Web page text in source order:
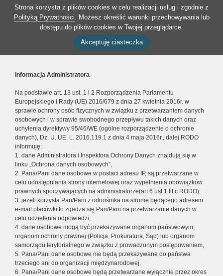
Strona korzysta z plików cookies w celu realizacji usług i zgodnie z
Polityką Prywatności. Możesz określić warunki przechowywania lub
dostępu do plików cookies w Twojej przeglądarce.
Akceptuję ciasteczka
Informacja Administratora
Na podstawie art. 13 ust. 1 i 2 Rozporządzenia Parlamentu
Europejskiego i Rady (UE) 2016/679 z dnia 27 kwietnia 2016r. w
sprawie ochrony osób fizycznych w związku z przetwarzaniem danych
osobowych i w sprawie swobodnego przepływu takich danych oraz
uchylenia dyrektywy 95/46/WE (ogólne rozporządzenie o ochronie
danych), Dz. U. UE. L. 2016.119.1 z dnia 4 maja 2016r., dalej RODO
informuję:
1. dane Administratora i Inspektora Ochrony Danych znajdują się w
linku „Ochrona danych osobowych”,
2. Pana/Pani dane osobowe w postaci adresu IP, są przetwarzane w
celu udostępniania strony internetowej oraz wypełnienia obowiązków
prawnych spoczywających na administratorze(art.6 ust.1 lit.c RODO),
3. jeżeli korzysta Pan/Pani z odnośnika na stronie będącego adresem
e-mail placówki to zgadza się Pan/Pani na przetwarzanie danych w
celu udzielenia odpowiedzi,
4. dane osobowe mogą być przekazywane organom państwowym,
organom ochrony prawnej (Policja, Prokuratura, Sąd) lub organom
samorządu terytorialnego w związku z prowadzonym postępowaniem,
5. Pana/Pani dane osobowe nie będą przekazywane do państwa
trzeciego ani do organizacji międzynarodowej,
6. Pana/Pani dane osobowe będą przetwarzane wyłącznie przez okres